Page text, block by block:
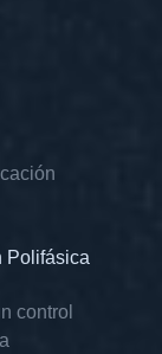
Polifásica
control